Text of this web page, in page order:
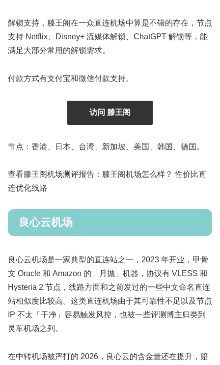
解锁支持，滕王阁在一众直连机场中算是不错的存在，节点
支持 Netflix、Disney+ 流媒体解锁、ChatGPT 解锁等，能
满足大部分常用的解锁需求。
付款方式有支付宝和微信付款支持。
访问 滕王阁
节点：香港、日本、台湾、新加坡、美国、韩国、德国。
查看滕王阁机场测评报告：滕王阁机场怎么样？ 性价比直
连优化线路
良心云机场
良心云机场是一家典型的直连站之一，2023 年开业，甲骨
文 Oracle 和 Amazon 的「月抛」机器，协议有 VLESS 和
Hysteria 2 节点，线路方面和之前发过的一些中文命名直连
站相似度比较高。这类直连机场由于其可靠性不足以及节点
IP 不太「干净」容易触发风控，也被一些评测博主归类到
灵车机场之列。
在中转机场被严打的 2026，良心云的含金量还在提升，赔